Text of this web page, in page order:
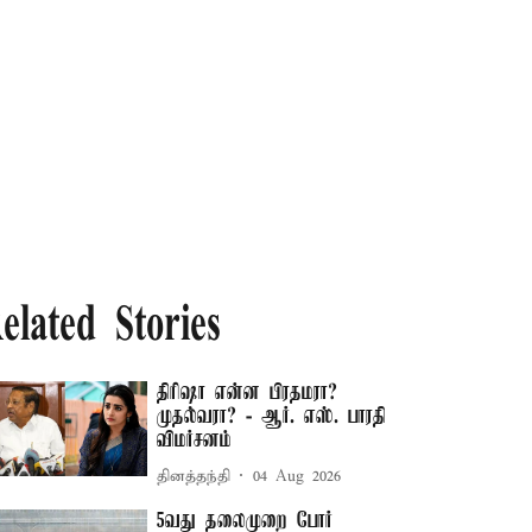
Stories
திரிஷா என்ன பிரதமரா?
முதல்வரா? - ஆர். எஸ். பாரதி
விமர்சனம்
தினத்தந்தி 04 Aug 2026
5வது தலைமுறை போர்